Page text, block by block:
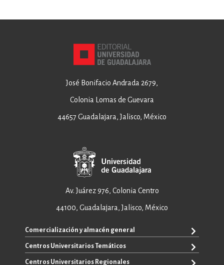
José Bonifacio Andrada 2679,
Colonia Lomas de Guevara
44657 Guadalajara, Jalisco, México
Av. Juárez 976, Colonia Centro
44100, Guadalajara, Jalisco, México
Comercialización y almacén general
ventas@editorial.udg.mx
WhatsApp: +52 33 1433 6869
Centros Universitarios Temáticos
Centros Universitarios Regionales